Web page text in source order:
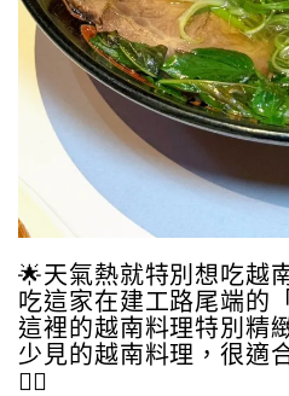
🌟天氣熱就特別想吃越
吃這家在建工路尾端的
這裡的越南料理特別精
少見的越南料理，很適
👍🏻